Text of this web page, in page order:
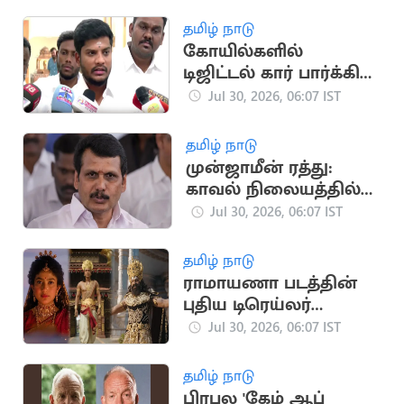
தமிழ் நாடு
கோயில்களில்
டிஜிட்டல் கார் பார்க்கிங்
பில் சேவை: அமைச்சர்
Jul 30, 2026, 06:07 IST
தமிழ் நாடு
முன்ஜாமீன் ரத்து:
காவல் நிலையத்தில்
ஆஜராகாத செந்தில்
Jul 30, 2026, 06:07 IST
தமிழ் நாடு
ராமாயணா படத்தின்
புதிய டிரெய்லர்
வெளியீடு: சமூக
வைரல்
Jul 30, 2026, 06:07 IST
தமிழ் நாடு